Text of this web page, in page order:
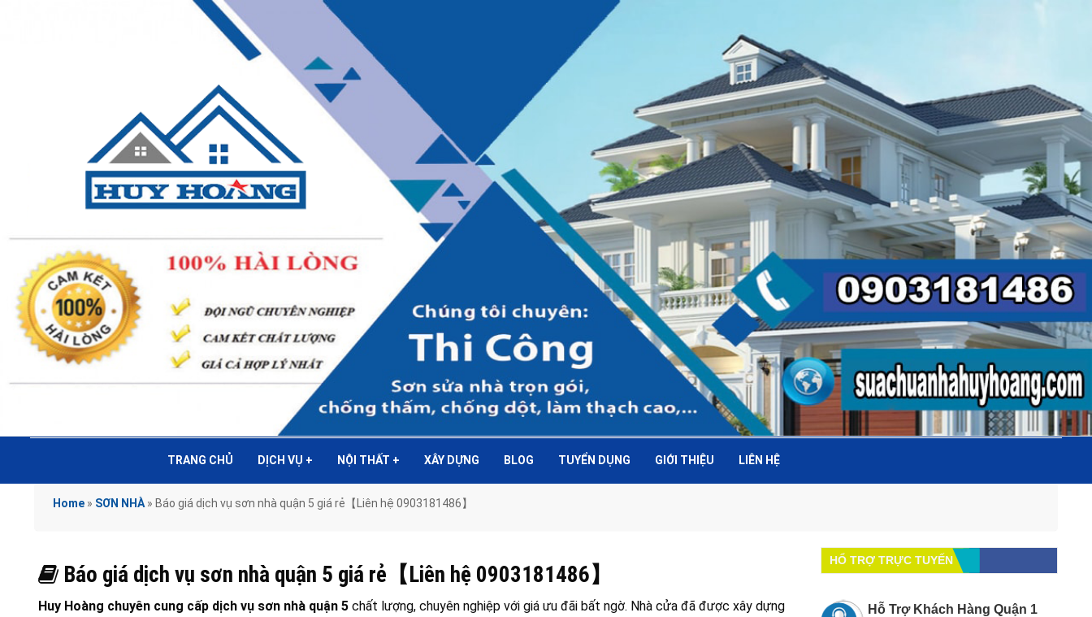
TRANG CHỦ DỊCH VỤ + NỘI THẤT + XÂY DỰNG BLOG TUYỂN DỤNG GIỚI THIỆU LIÊN HỆ
Home » SƠN NHÀ » Báo giá dịch vụ sơn nhà quận 5 giá rẻ【Liên hệ 0903181486】
Báo giá dịch vụ sơn nhà quận 5 giá rẻ【Liên hệ 0903181486】
Huy Hoàng chuyên cung cấp dịch vụ sơn nhà quận 5 chất lượng, chuyên nghiệp với giá ưu đãi bất ngờ. Nhà cửa đã được xây dựng
HỔ TRỢ TRỰC TUYẾN
Hỗ Trợ Khách Hàng Quận 1